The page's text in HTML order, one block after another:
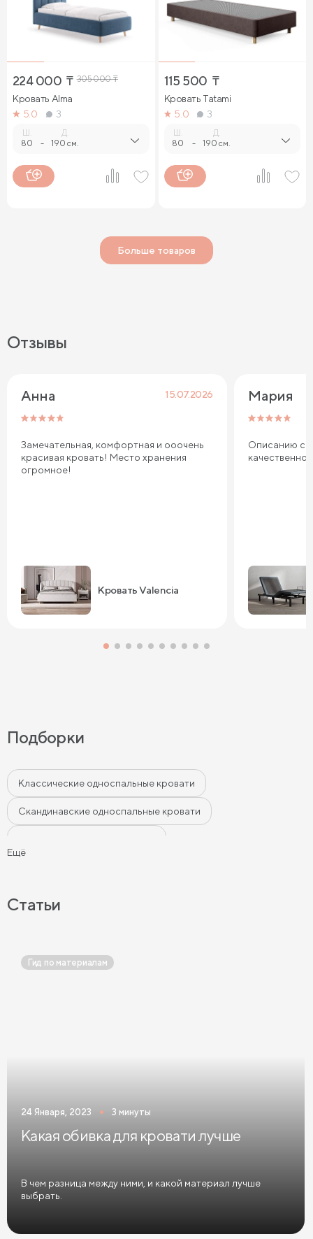
224 000 ₸ 305 000₸
Кровать Alma
5.0
3
Ш.
80 -
Д.
190 см.
115 500 ₸
Кровать Tatami
5.0
3
Ш.
80 -
Д.
190 см.
Больше товаров
Отзывы
Анна 15.07.2026
Замечательная, комфортная и ооочень
красивая кровать! Место хранения
огромное!
Кровать Valencia
Мария
Описанию
качественно
Подборки
Классические односпальные кровати
Скандинавские односпальные кровати
Односпальные кровати красного цвета
Односпальные кровати розового цвета
Односпальные кровати фиолетового цвета
Ещё
Статьи
Гид по материалам
24 Января, 2023 3 минуты
Какая обивка для кровати лучше
В чем разница между ними, и какой материал лучше
выбрать.